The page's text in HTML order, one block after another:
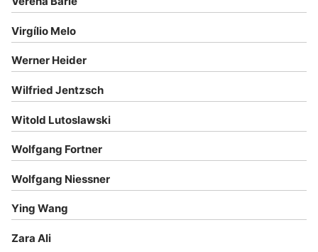
Virgílio Melo
Werner Heider
Wilfried Jentzsch
Witold Lutoslawski
Wolfgang Fortner
Wolfgang Niessner
Ying Wang
Zara Ali